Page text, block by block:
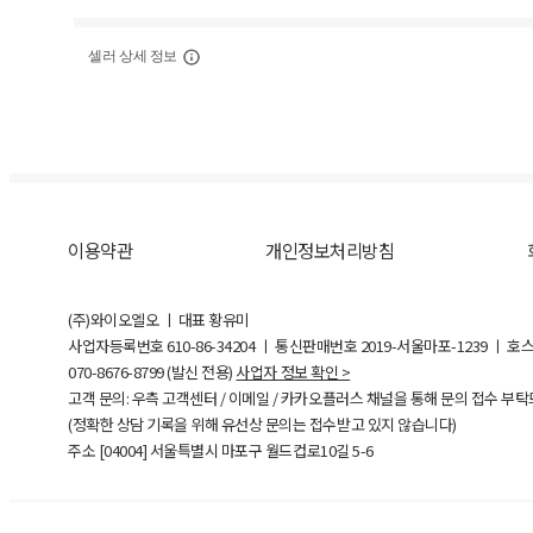
셀러 상세 정보
이용약관 개인정보처리방침
(주)와이오엘오 ㅣ 대표 황유미
사업자등록번호610-86-34204ㅣ 통신판매번호 2019-서울마포-1239 ㅣ 호
070-8676-8799 (발신 전용) 사업자 정보 확인 >
고객 문의: 우측 고객센터 / 이메일 / 카카오플러스 채널을 통해 문의 접수 부
(정확한 상담 기록을 위해 유선상 문의는 접수받고 있지 않습니다)
주소 [04004] 서울특별시 마포구 월드컵로10길5-6